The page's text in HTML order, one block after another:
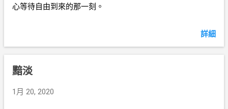
心等待自由到來的那一刻。
詳細
黯淡
1月 20, 2020